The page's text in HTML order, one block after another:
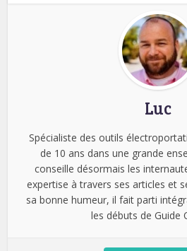
Luc
Spécialiste des outils
de 10 ans dans une grande
conseille désormais les
expertise à travers ses articles et
sa bonne humeur, il fait parti
les débuts de Guide